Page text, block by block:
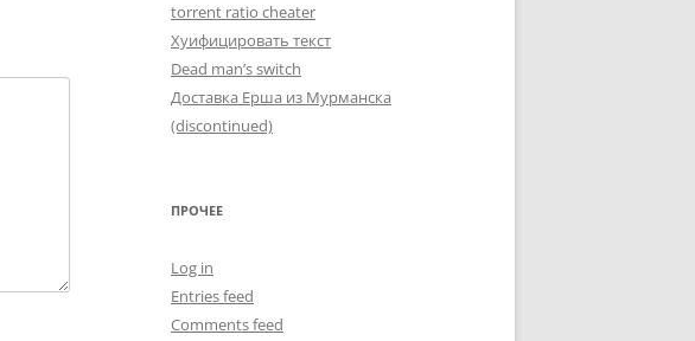
torrent ratio cheater
Хуифицировать текст
Dead man’s switch
Доставка Ерша из Мурманска
(discontinued)
ПРОЧЕЕ
Log in
Entries feed
Comments feed